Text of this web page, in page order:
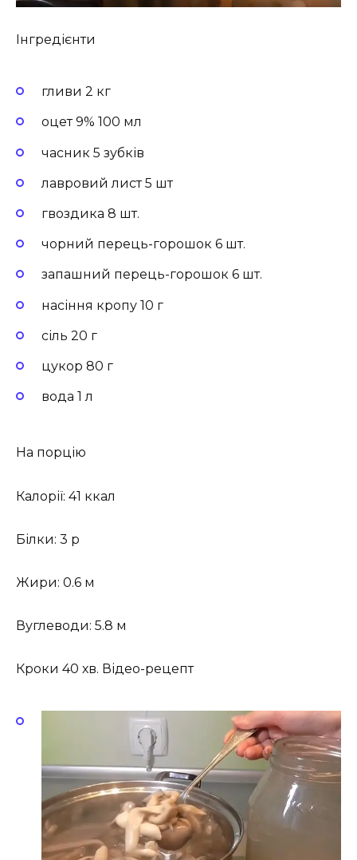
Інгредієнти
гливи 2 кг
оцет 9% 100 мл
часник 5 зубків
лавровий лист 5 шт
гвоздика 8 шт.
чорний перець-горошок 6 шт.
запашний перець-горошок 6 шт.
насіння кропу 10 г
сіль 20 г
цукор 80 г
вода 1 л
На порцію
Калорії: 41 ккал
Білки: 3 р
Жири: 0.6 м
Вуглеводи: 5.8 м
Кроки 40 хв. Відео-рецепт